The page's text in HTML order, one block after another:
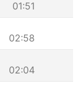
01:51
02:58
02:04